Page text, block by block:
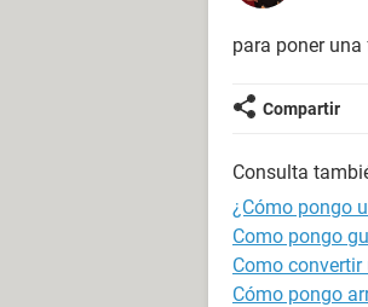
para poner
Compartir
Consulta
¿Cómo pongo
Como pongo
Como
Cómo pongo